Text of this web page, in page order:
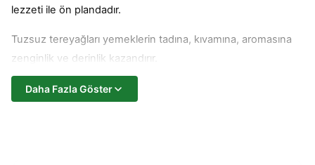
lezzeti ile ön plandadır.
Tuzsuz tereyağları yemeklerin tadına, kıvamına, aromasına
zenginlik ve derinlik kazandırır.
Pilavlardan tatlılara, salatalardan hamur işlerine kadar, geniş
Daha Fazla Göster